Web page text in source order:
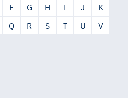
F G H I J
K
Q R S T U
V